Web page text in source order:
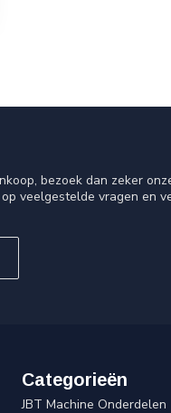
bezoek dan zeker
veelgestelde vragen en
Categorieën
JBT Machine Onderdelen